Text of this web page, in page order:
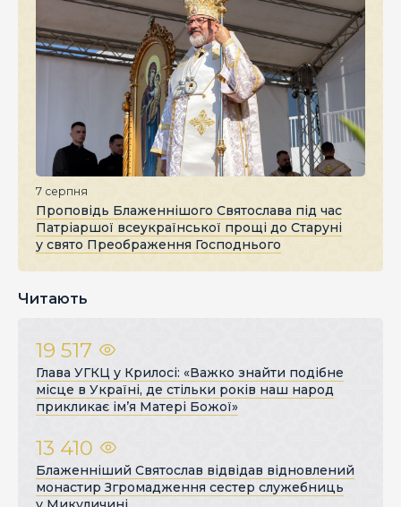
7 серпня
Проповідь Блаженнішого Святослава під час
Патріаршої всеукраїнської прощі до Старуні
у свято Преображення Господнього
Читають
19 517
Глава УГКЦ у Крилосі: «Важко знайти подібне
місце в Україні, де стільки років наш народ
прикликає ім’я Матері Божої»
13 410
Блаженніший Святослав відвідав відновлений
монастир Згромадження сестер служебниць